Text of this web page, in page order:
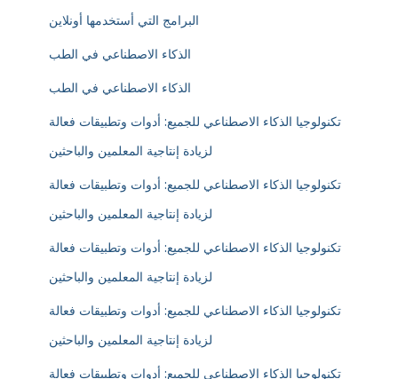
البرامج التي أستخدمها أونلاين
الذكاء الاصطناعي في الطب
الذكاء الاصطناعي في الطب
تكنولوجيا الذكاء الاصطناعي للجميع: أدوات وتطبيقات فعالة
لزيادة إنتاجية المعلمين والباحثين
تكنولوجيا الذكاء الاصطناعي للجميع: أدوات وتطبيقات فعالة
لزيادة إنتاجية المعلمين والباحثين
تكنولوجيا الذكاء الاصطناعي للجميع: أدوات وتطبيقات فعالة
لزيادة إنتاجية المعلمين والباحثين
تكنولوجيا الذكاء الاصطناعي للجميع: أدوات وتطبيقات فعالة
لزيادة إنتاجية المعلمين والباحثين
تكنولوجيا الذكاء الاصطناعي للجميع: أدوات وتطبيقات فعالة